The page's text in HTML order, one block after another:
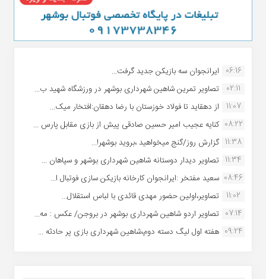
06:16 ایرانجوان سه بازیکن جدید گرفت...
02:11
تصاویر تمرین شاهین شهردارى بوشهر در ورزشگاه شهید ب...
11:07
از دهقاید تا فولاد خوزستان با رضا دهقان:افتخار میک...
08:22 کنایه عجیب امیر حسین صادقی پیش از بازی مقابل پارس ...
11:38 گزارش روز/گنج میخواهید ،بروید بوشهر!...
11:34 تصاویر دیدار دوستانه شاهین شهردارى بوشهر و سپاهان ...
08:46 سعید مفتخر :ایرانجوان کارخانه بازیکن سازی فوتبال ا...
11:02
تصاویر،اولین حضور مهدی قائدی با لباس استقلال...
07:14 تصاویر اردو شاهین شهرداری بوشهر در بروجن/ عکس : مه...
09:24 هفته اول لیگ دسته دوم،شاهین شهرداری بازی پر حادثه ...